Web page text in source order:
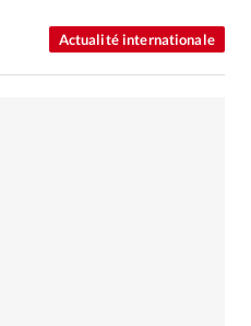
Actualité internationale